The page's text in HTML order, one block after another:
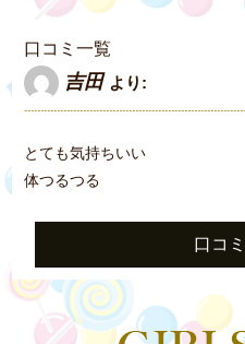
口コミ一覧
吉田 より:
とても気持ちいい
体つるつる
口コ